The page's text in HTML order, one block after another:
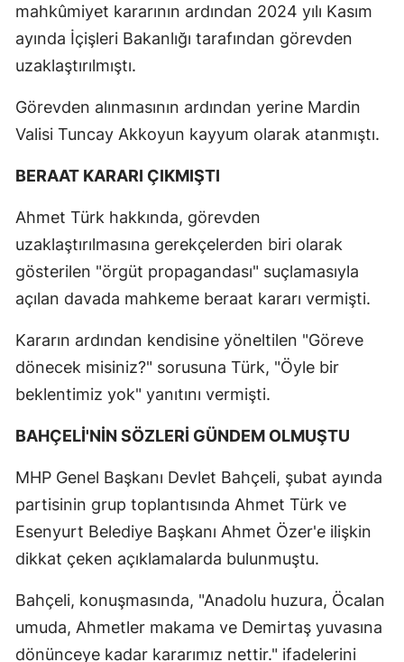
mahkûmiyet kararının ardından 2024 yılı Kasım
ayında İçişleri Bakanlığı tarafından görevden
uzaklaştırılmıştı.
Görevden alınmasının ardından yerine Mardin
Valisi Tuncay Akkoyun kayyum olarak atanmıştı.
BERAAT KARARI ÇIKMIŞTI
Ahmet Türk hakkında, görevden
uzaklaştırılmasına gerekçelerden biri olarak
gösterilen "örgüt propagandası" suçlamasıyla
açılan davada mahkeme beraat kararı vermişti.
Kararın ardından kendisine yöneltilen "Göreve
dönecek misiniz?" sorusuna Türk, "Öyle bir
beklentimiz yok" yanıtını vermişti.
BAHÇELİ'NİN SÖZLERİ GÜNDEM OLMUŞTU
MHP Genel Başkanı Devlet Bahçeli, şubat ayında
partisinin grup toplantısında Ahmet Türk ve
Esenyurt Belediye Başkanı Ahmet Özer'e ilişkin
dikkat çeken açıklamalarda bulunmuştu.
Bahçeli, konuşmasında, "Anadolu huzura, Öcalan
umuda, Ahmetler makama ve Demirtaş yuvasına
dönünceye kadar kararımız nettir." ifadelerini